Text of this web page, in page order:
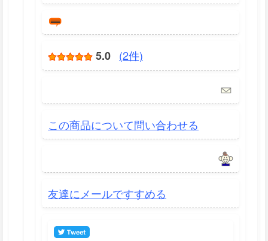
5.0 (2件)
この商品について問い合わせる
友達にメールですすめる